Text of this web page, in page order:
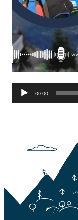
Lecteur
audio
00:00